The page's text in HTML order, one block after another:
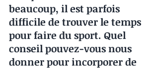
beaucoup, il est parfois
difficile de trouver le temps
pour faire du sport. Quel
conseil pouvez-vous nous
donner pour incorporer de